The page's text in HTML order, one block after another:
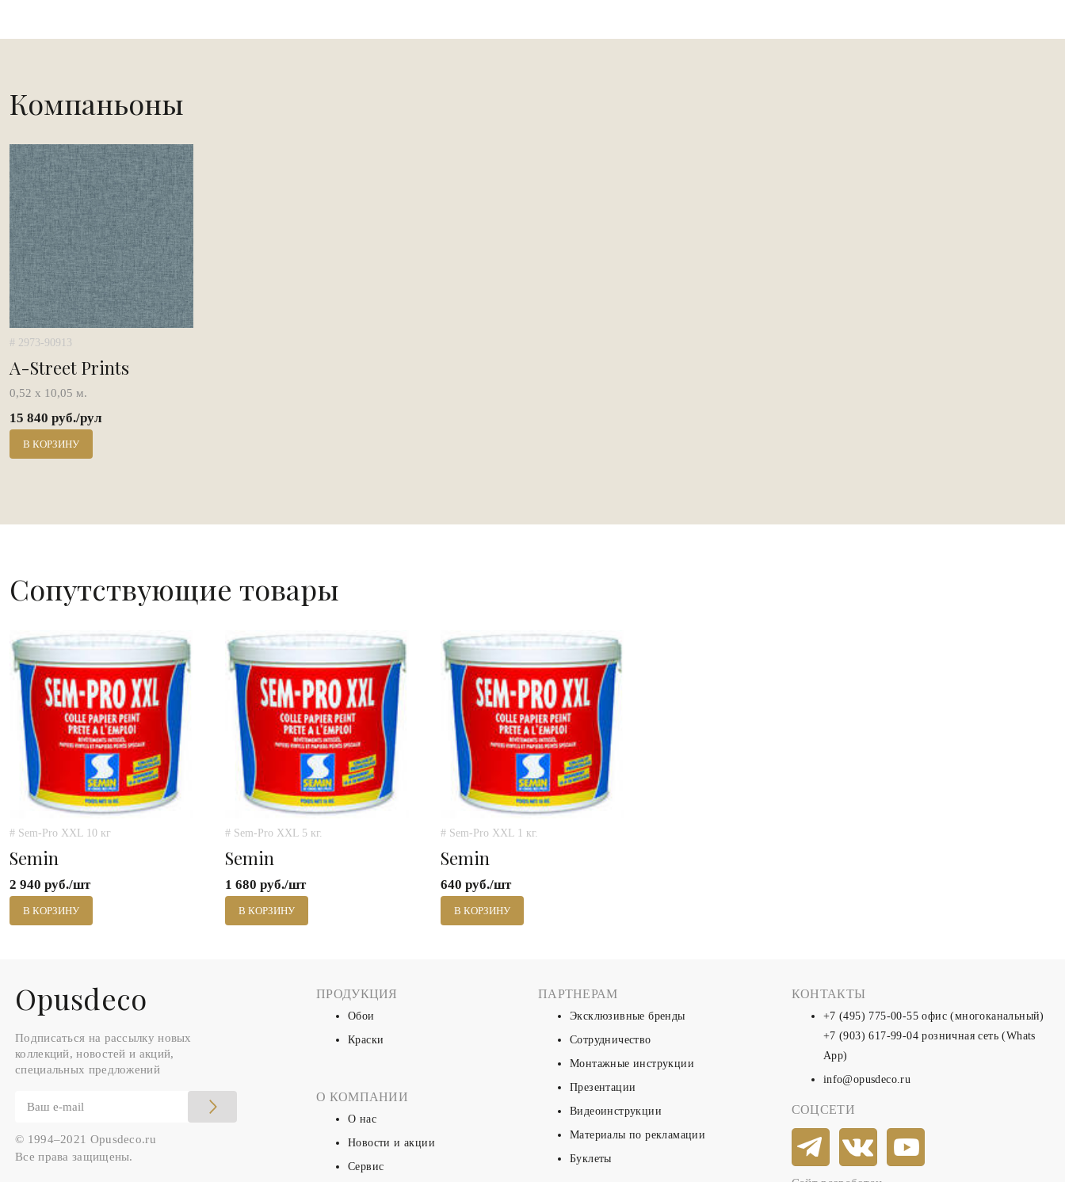
Компаньоны
# 2973-90913
A-Street Prints
0,52 х 10,05 м.
15 840 руб./рул
В КОРЗИНУ
Сопутствующие товары
# Sem-Pro XXL 10 кг
Semin
2 940 руб./шт
В КОРЗИНУ
# Sem-Pro XXL 5 кг.
Semin
1 680 руб./шт
В КОРЗИНУ
# Sem-Pro XXL 1 кг.
Semin
640 руб./шт
В КОРЗИНУ
Оpusdeco
Подписаться на рассылку новых
коллекций, новостей и акций,
специальных предложений
© 1994–2021 Opusdeco.ru
Все права защищены.
ПРОДУКЦИЯ
Обои
Краски
О КОМПАНИИ
О нас
Новости и акции
Сервис
ПАРТНЕРАМ
Эксклюзивные бренды
Сотрудничество
Монтажные инструкции
Презентации
Видеоинструкции
Материалы по рекламации
Буклеты
КОНТАКТЫ
+7 (495) 775-00-55 офис (многоканальный)
+7 (903) 617-99-04 розничная сеть (Whats
App)
info@opusdeco.ru
СОЦСЕТИ